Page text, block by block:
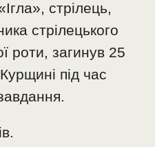
стрілець,
стрілецького
роти, загинув 25
під час